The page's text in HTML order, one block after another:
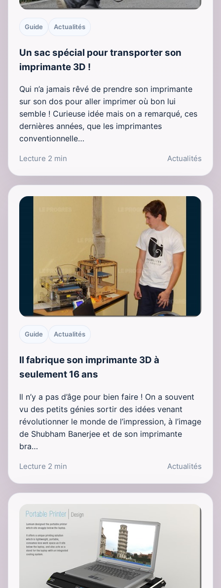
Guide Actualités
Un sac spécial pour transporter son
imprimante 3D !
Qui n’a jamais rêvé de prendre son imprimante
sur son dos pour aller imprimer où bon lui
semble ! Curieuse idée mais on a remarqué, ces
dernières années, que les imprimantes
conventionnelle…
Lecture 2 min Actualités
Guide Actualités
Il fabrique son imprimante 3D à
seulement 16 ans
Il n’y a pas d’âge pour bien faire ! On a souvent
vu des petits génies sortir des idées venant
révolutionner le monde de l’impression, à l’image
de Shubham Banerjee et de son imprimante
bra…
Lecture 2 min Actualités